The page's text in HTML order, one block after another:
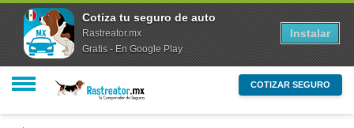
COTIZAR SEGURO
Cotiza tu seguro de auto
Rastreator.mx
Gratis - En Google Play
Instalar